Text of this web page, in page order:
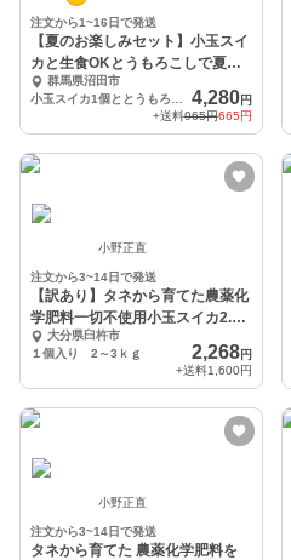
注文から1~16日で発送
【夏のお楽しみセット】小玉スイ
カと生食OKとうもろこしで夏を
満喫(^^)
群馬県沼田市
4,280円
+送料965円665円
小野正直
注文から3~14日で発送
【訳あり】タネから育てた農薬化
学肥料一切不使用小玉スイカ2.0
～3kg ｘ １個
大分県臼杵市
１個入り 2～3ｋｇ
2,268円
+送料1,600円
小野正直
注文から3~14日で発送
タネから育てた 農薬化学肥料を